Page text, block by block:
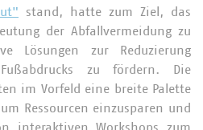
stand, hatte zum Ziel, das
der Abfallvermeidung zu
Lösungen zur Reduzierung
zu fördern. Die
im Vorfeld eine breite Palette
Ressourcen einzusparen und